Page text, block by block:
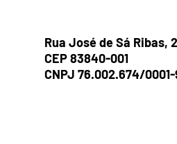
Rua José de Sá Ribas,
CEP 83840-001
CNPJ 76.002.674/